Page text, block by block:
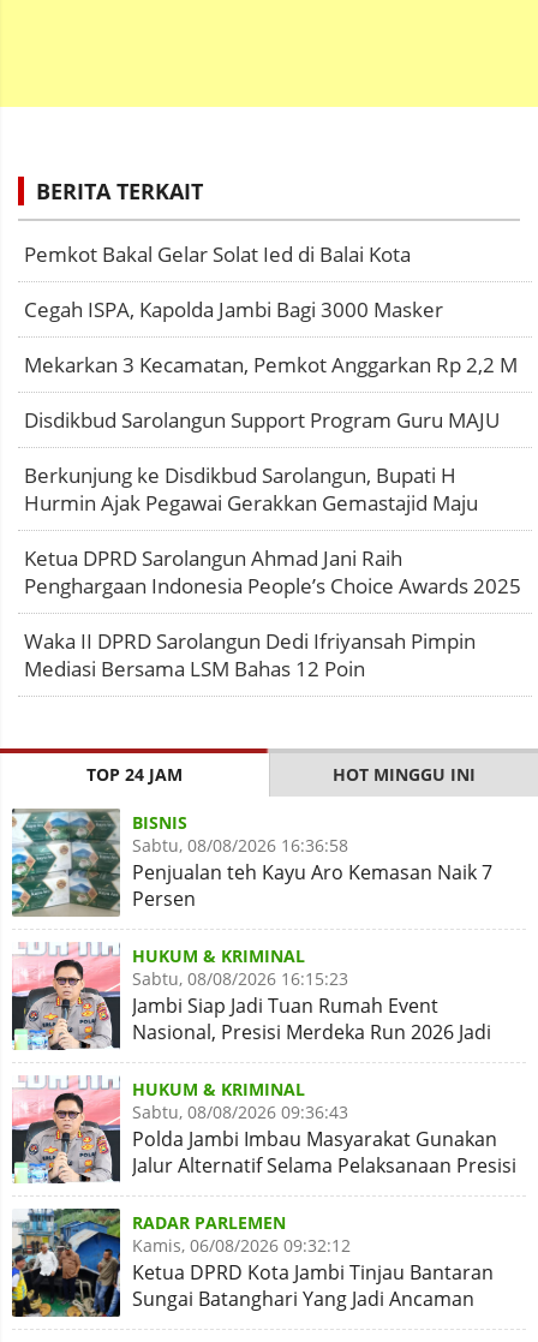
BERITA TERKAIT
Pemkot Bakal Gelar Solat Ied di Balai Kota
Cegah ISPA, Kapolda Jambi Bagi 3000 Masker
Mekarkan 3 Kecamatan, Pemkot Anggarkan Rp 2,2 M
Disdikbud Sarolangun Support Program Guru MAJU
Berkunjung ke Disdikbud Sarolangun, Bupati H
Hurmin Ajak Pegawai Gerakkan Gemastajid Maju
Ketua DPRD Sarolangun Ahmad Jani Raih
Penghargaan Indonesia People’s Choice Awards 2025
Waka II DPRD Sarolangun Dedi Ifriyansah Pimpin
Mediasi Bersama LSM Bahas 12 Poin
TOP 24 JAM HOT MINGGU INI
BISNIS
Sabtu, 08/08/2026 16:36:58
Penjualan teh Kayu Aro Kemasan Naik 7
Persen
HUKUM & KRIMINAL
Sabtu, 08/08/2026 16:15:23
Jambi Siap Jadi Tuan Rumah Event
Nasional, Presisi Merdeka Run 2026 Jadi
Momentum Pembuktian
HUKUM & KRIMINAL
Sabtu, 08/08/2026 09:36:43
Polda Jambi Imbau Masyarakat Gunakan
Jalur Alternatif Selama Pelaksanaan Presisi
Merdeka Run 2026
RADAR PARLEMEN
Kamis, 06/08/2026 09:32:12
Ketua DPRD Kota Jambi Tinjau Bantaran
Sungai Batanghari Yang Jadi Ancaman
Abrasi